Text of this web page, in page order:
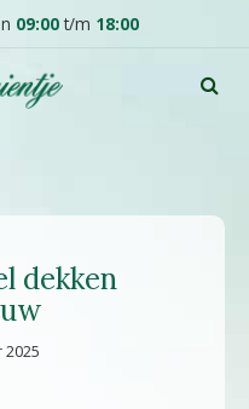
09:00t/m 18:00
dekken